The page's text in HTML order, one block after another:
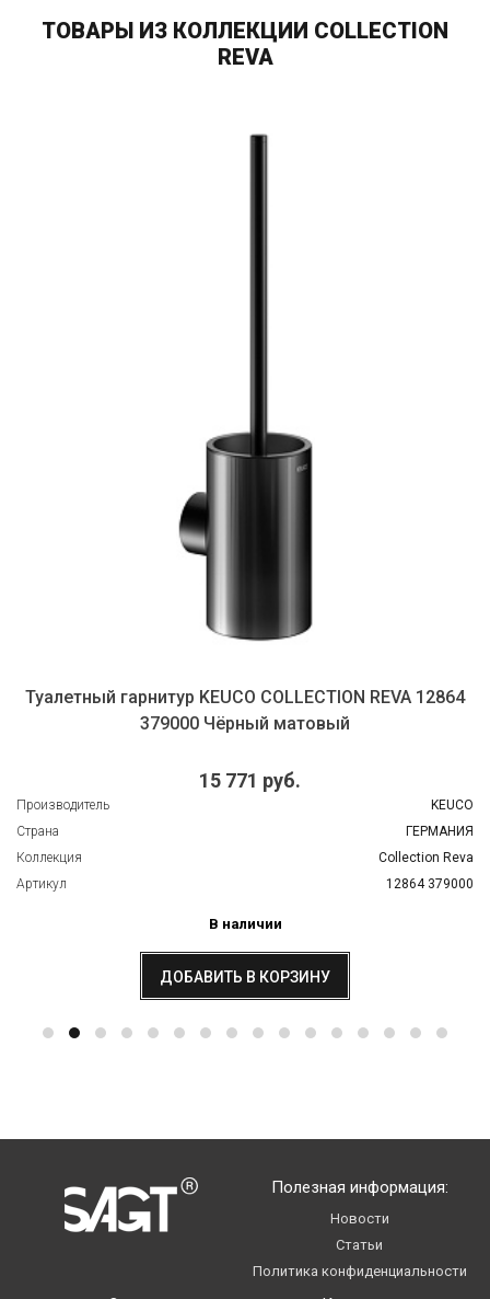
ТОВАРЫ ИЗ КОЛЛЕКЦИИ СOLLECTION
REVA
Туалетный гарнитур KEUCO COLLECTION REVA 12864
379000 Чёрный матовый
15 771 руб.
Производитель
KEUCO
Страна
ГЕРМАНИЯ
Коллекция
Сollection Reva
Артикул
12864 379000
В наличии
ДОБАВИТЬ В КОРЗИНУ
Полезная информация:
Новости
Статьи
Политика конфиденциальности